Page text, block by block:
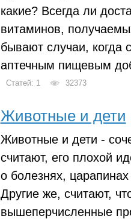
какие? Всегда ли
витаминов,
бывают случаи, когда
аптечным пищевым
Статей: 1 32373
Животные и дети
Животные и дети -
считают, его плохой
о болезнях,
Другие же, считают,
вышеперчисленные